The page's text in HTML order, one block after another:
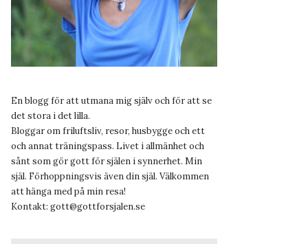
En blogg för att utmana mig själv och för att se
det stora i det lilla.
Bloggar om friluftsliv, resor, husbygge och ett
och annat träningspass. Livet i allmänhet och
sånt som gör gott för själen i synnerhet. Min
själ. Förhoppningsvis även din själ. Välkommen
att hänga med på min resa!
Kontakt: gott@gottforsjalen.se